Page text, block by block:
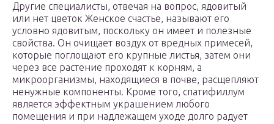
Другие специалисты, отвечая на вопрос, ядовитый
или нет цветок Женское счастье, называют его
условно ядовитым, поскольку он имеет и полезные
свойства. Он очищает воздух от вредных примесей,
которые поглощают его крупные листья, затем они
через все растение проходят к корням, а
микроорганизмы, находящиеся в почве, расщепляют
ненужные компоненты. Кроме того, спатифиллум
является эффектным украшением любого
помещения и при надлежащем уходе долго радует